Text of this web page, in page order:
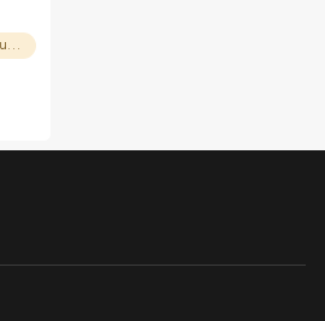
70zł rabatu (Tylko dla nowych użytkowników)